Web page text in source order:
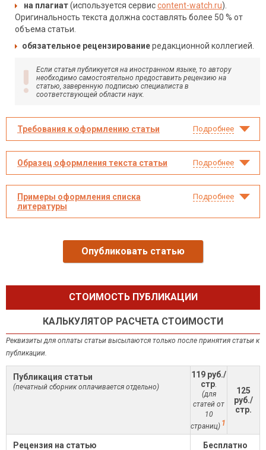
на плагиат(используется сервисcontent-watch.ru).
Оригинальность текста должна составлять более 50 % от
объема статьи.
обязательное рецензированиередакционной коллегией.
Если статья публикуется на иностранном языке, то автору
необходимо самостоятельно предоставить рецензию на
статью, заверенную подписью специалиста в
соответствующей области наук.
Требования к оформлению статьи Подробнее
Образец оформления текста статьи Подробнее
Примеры оформления списка
литературы
Подробнее
Опубликовать статью
СТОИМОСТЬ ПУБЛИКАЦИИ
КАЛЬКУЛЯТОР РАСЧЕТА СТОИМОСТИ
Реквизиты для оплаты статьи высылаются только после принятия статьи к
публикации.
Публикация статьи
(печатный сборник оплачивается отдельно)
119 руб./
стр
(для
статей от
10
страниц) 1
125
руб./
стр.
Рецензия на статью Бесплатно